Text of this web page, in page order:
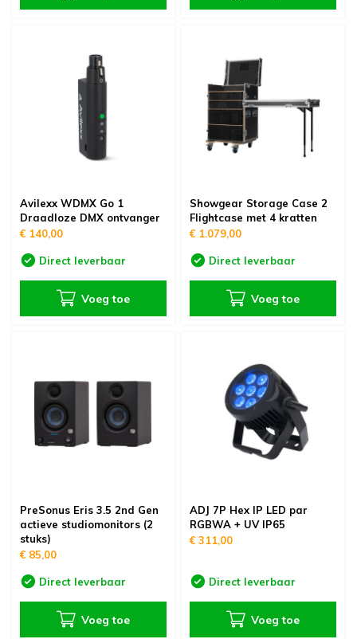
Avilexx WDMX Go 1
Draadloze DMX ontvanger
€ 140,00
Direct leverbaar
Voeg toe
Showgear Storage Case 2
Flightcase met 4 kratten
€ 1.079,00
Direct leverbaar
Voeg toe
PreSonus Eris 3.5 2nd Gen
actieve studiomonitors (2
stuks)
€ 85,00
Direct leverbaar
Voeg toe
ADJ 7P Hex IP LED par
RGBWA + UV IP65
€ 311,00
Direct leverbaar
Voeg toe